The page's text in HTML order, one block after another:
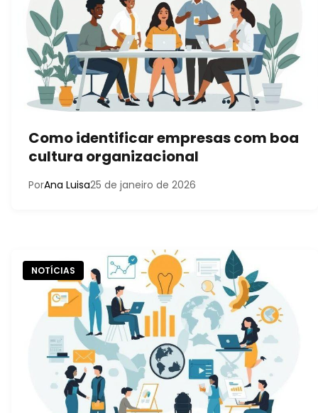
Como identificar empresas com boa
cultura organizacional
PorAna Luisa25 de janeiro de 2026
NOTÍCIAS